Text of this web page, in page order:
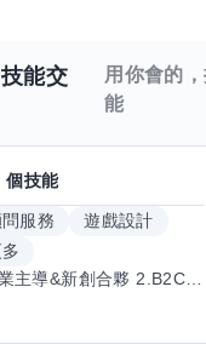
能交
用你會的
能
個技能
問服務
遊戲設計